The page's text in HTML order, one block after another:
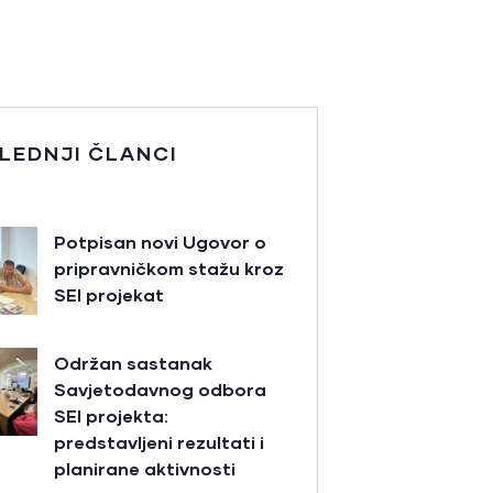
ČLANCI
Potpisan novi Ugovor o
pripravničkom stažu kroz
SEI projekat
Održan sastanak
Savjetodavnog odbora
SEI projekta:
predstavljeni rezultati i
planirane aktivnosti